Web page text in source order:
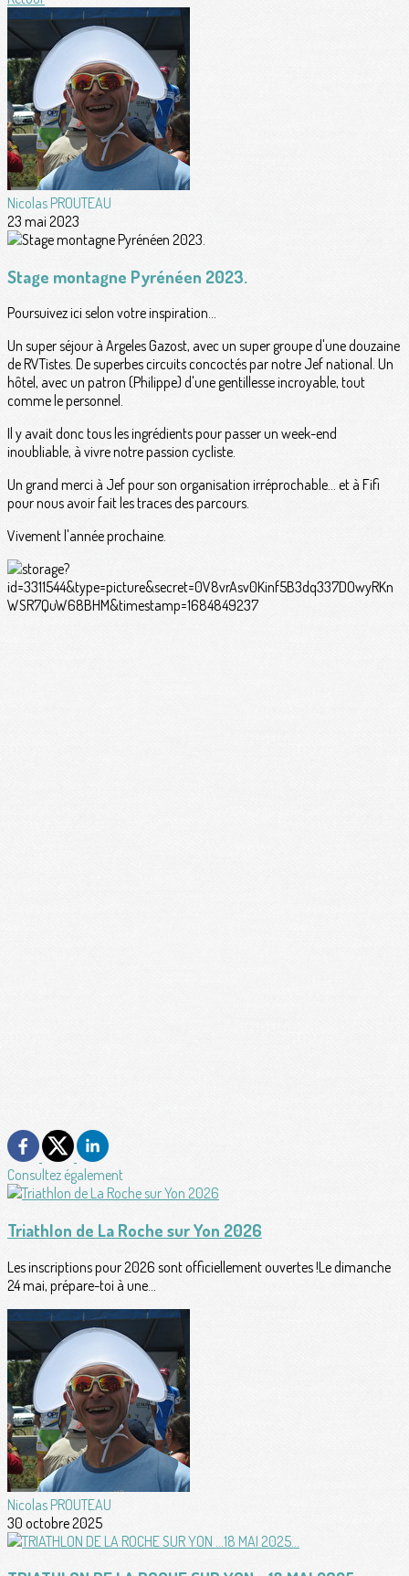
Nicolas PROUTEAU
23 mai 2023
Stage montagne Pyrénéen 2023.
Poursuivez ici selon votre inspiration...
Un super séjour à Argeles Gazost, avec un super groupe d'une douzaine
de RVTistes. De superbes circuits concoctés par notre Jef national. Un
hôtel, avec un patron (Philippe) d'une gentillesse incroyable, tout
comme le personnel.
Il y avait donc tous les ingrédients pour passer un week-end
inoubliable, à vivre notre passion cycliste.
Un grand merci à Jef pour son organisation irréprochable... et à Fifi
pour nous avoir fait les traces des parcours.
Vivement l'année prochaine.
Consultez également
Triathlon de La Roche sur Yon 2026
Les inscriptions pour 2026 sont officiellement ouvertes !Le dimanche
24 mai, prépare-toi à une...
Nicolas PROUTEAU
30 octobre 2025